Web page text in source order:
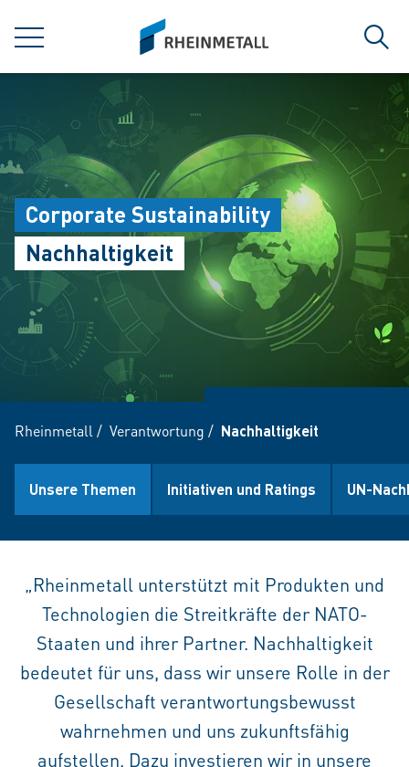
MENÜ
siteLogo
Corporate Sustainability
Nachhaltigkeit
Rheinmetall / Verantwortung / Nachhaltigkeit
Unsere Themen Initiativen und Ratings UN-
„Rheinmetall unterstützt mit Produkten und
Technologien die Streitkräfte der NATO-
Staaten und ihrer Partner. Nachhaltigkeit
bedeutet für uns, dass wir unsere Rolle in der
Gesellschaft verantwortungsbewusst
wahrnehmen und uns zukunftsfähig
aufstellen. Dazu investieren wir in unsere